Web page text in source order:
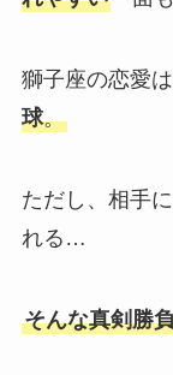
獅子座の恋愛は
球。
ただし、相手
れる…
そんな真剣勝